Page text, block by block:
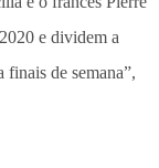
e dividem a
finais de semana”,